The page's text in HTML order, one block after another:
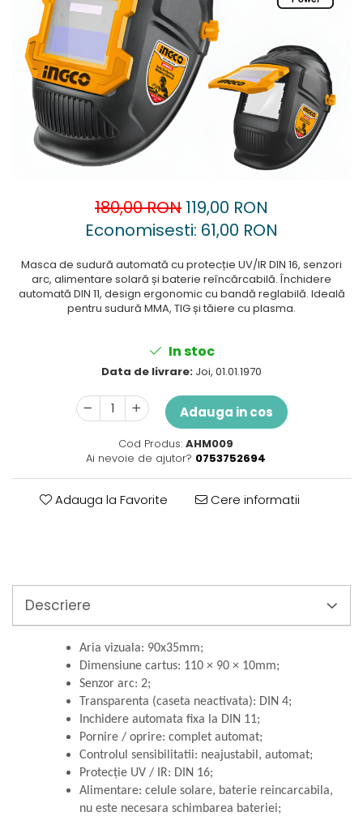
Accesorii pentru oberfreză
Mașini de șlefuit
Măști de sudură
Nivele cu bulă
Nivelă laser
Picamere
Polizoare unghiulare
Capsatoare
Căni
Drujbă
Accesorii pentru drujbă
Echipamente de protecție
Foarfece tablă
Foarfeci Grădină
Grătare și accesorii
Instalații sanitare
Lampi
Mașină de tocat carne
Mori electrice
Pompă, hidrofor
Presostate/Regulatoare de
Prelate și Folii de Protecție
Scule electrice
Accesorii pentru polizor
Accesorii scule electrice
Compresoare aer
Fierastrau sabie
Fierăstrău circular
Mixere mortar
Motoare electrice
Pistoale de bătut cuie
Seturi aparate electrice
180,00 RON 119,00 RON
Economisesti: 61,00 RON
Masca de sudură automată cu protecție UV/IR DIN 16, senzori
arc, alimentare solară și baterie reîncărcabilă. Închidere
automată DIN 11, design ergonomic cu bandă reglabilă. Ideală
pentru sudură MMA, TIG și tăiere cu plasma.
In stoc
Data de livrare: Joi, 01.01.1970
Adauga in cos
Cod Produs: AHM009
Ai nevoie de ajutor? 0753752694
Adauga la Favorite Cere informatii
Descriere
Aria vizuala: 90x35mm;
Dimensiune cartus: 110 × 90 × 10mm;
Senzor arc: 2;
Transparenta (caseta neactivata): DIN 4;
Inchidere automata fixa la DIN 11;
Pornire / oprire: complet automat;
Controlul sensibilitatii: neajustabil, automat;
Protecție UV / IR: DIN 16;
Alimentare: celule solare, baterie reincarcabila,
nu este necesara schimbarea bateriei;